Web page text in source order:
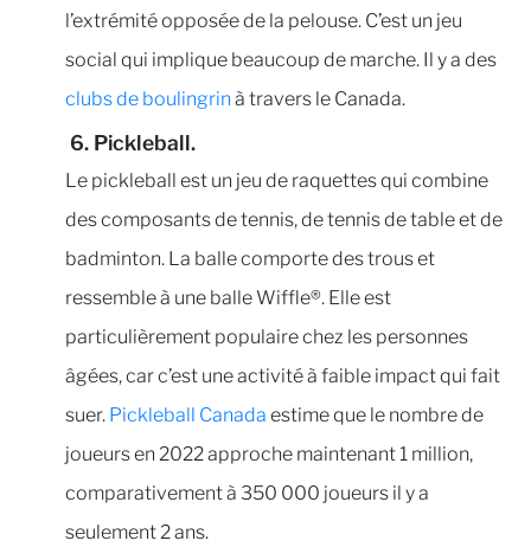
l’extrémité opposée de la pelouse. C’est un jeu
social qui implique beaucoup de marche. Il y a des
clubs de boulingrin à travers le Canada.
6. Pickleball.
Le pickleball est un jeu de raquettes qui combine
des composants de tennis, de tennis de table et de
badminton. La balle comporte des trous et
ressemble à une balle Wiffle®. Elle est
particulièrement populaire chez les personnes
âgées, car c’est une activité à faible impact qui fait
suer. Pickleball Canada estime que le nombre de
joueurs en 2022 approche maintenant 1 million,
comparativement à 350 000 joueurs il y a
seulement 2 ans.